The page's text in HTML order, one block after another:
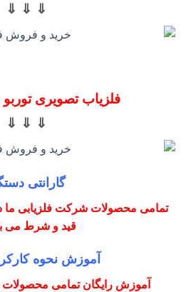
⇓ ⇓ ⇓
فلزیاب تصویری توربو مدل
⇓ ⇓ ⇓
گارانتی
تمامی محصولات شرکت فلزیابی ما
قید و شرط می
آموزش نحوه
آموزش رایگان تمامی